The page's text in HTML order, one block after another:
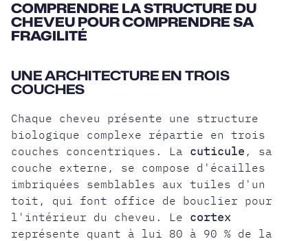
COMPRENDRE LA STRUCTURE DU
CHEVEU POUR COMPRENDRE SA
FRAGILITÉ
UNE ARCHITECTURE EN TROIS
COUCHES
Chaque cheveu présente une structure
biologique complexe répartie en trois
couches concentriques. La cuticule , sa
couche externe, se compose d'écailles
imbriquées semblables aux tuiles d'un
toit, qui font office de bouclier pour
l'intérieur du cheveu. Le cortex
représente quant à lui 80 à 90 % de la